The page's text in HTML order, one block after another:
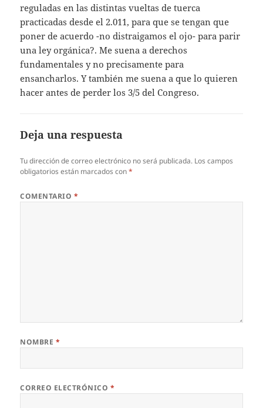
reguladas en las distintas vueltas de tuerca
practicadas desde el 2.011, para que se tengan que
poner de acuerdo -no distraigamos el ojo- para parir
una ley orgánica?. Me suena a derechos
fundamentales y no precisamente para
ensancharlos. Y también me suena a que lo quieren
hacer antes de perder los 3/5 del Congreso.
Deja una respuesta
Tu dirección de correo electrónico no será publicada. Los campos
obligatorios están marcados con*
COMENTARIO *
NOMBRE *
CORREO ELECTRÓNICO *